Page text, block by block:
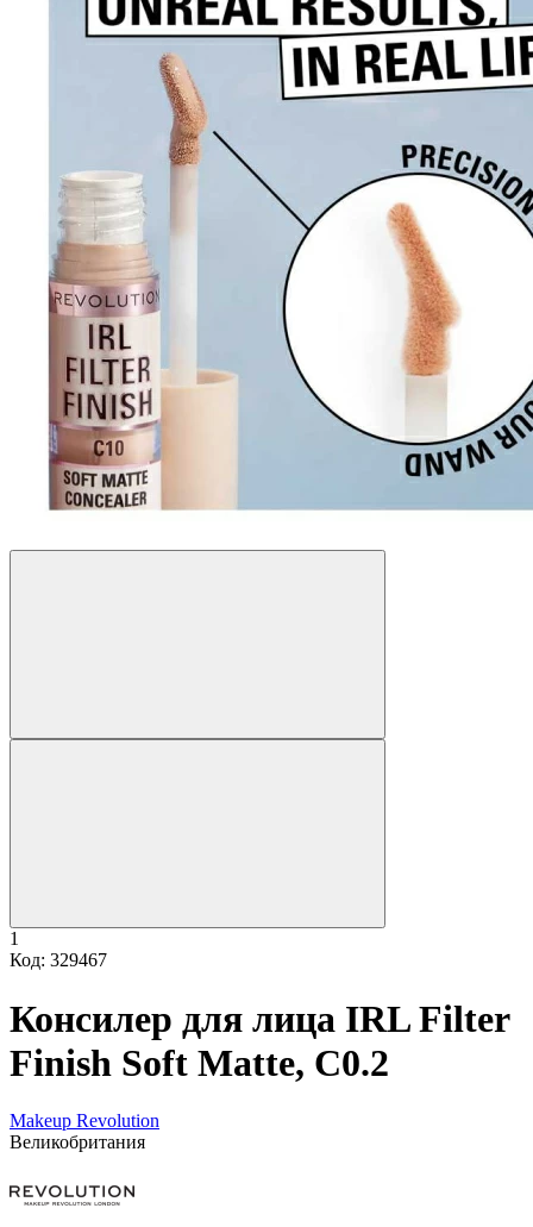
1
Код: 329467
Консилер для лица IRL Filter
Finish Soft Matte, C0.2
Makeup Revolution
Великобритания